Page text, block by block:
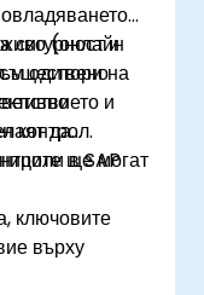
сигурност и
контрол.
(онлайн
одитори на
и
да
в SAP
ще могат
ключовите
върху